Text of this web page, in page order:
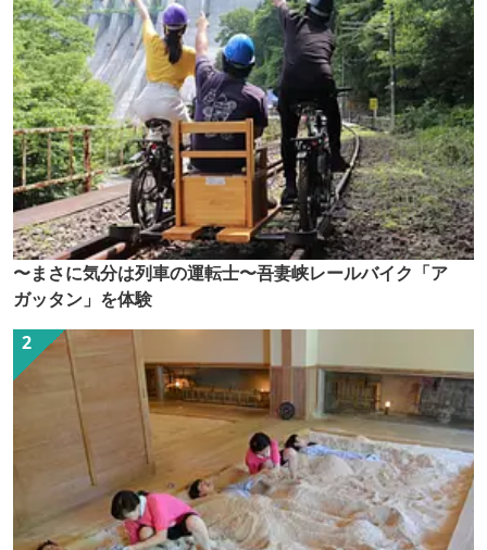
〜まさに気分は列車の運転士〜吾妻峡レールバイク「ア
ガッタン」を体験